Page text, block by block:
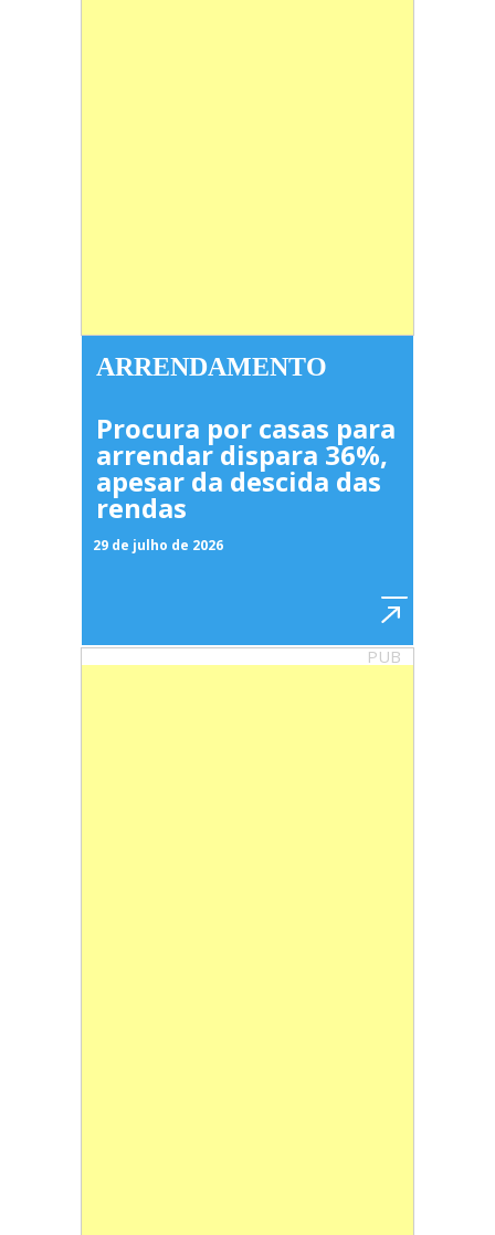
ARRENDAMENTO
Procura por casas para
arrendar dispara 36%,
apesar da descida das
rendas
29 de julho de 2026
PUB